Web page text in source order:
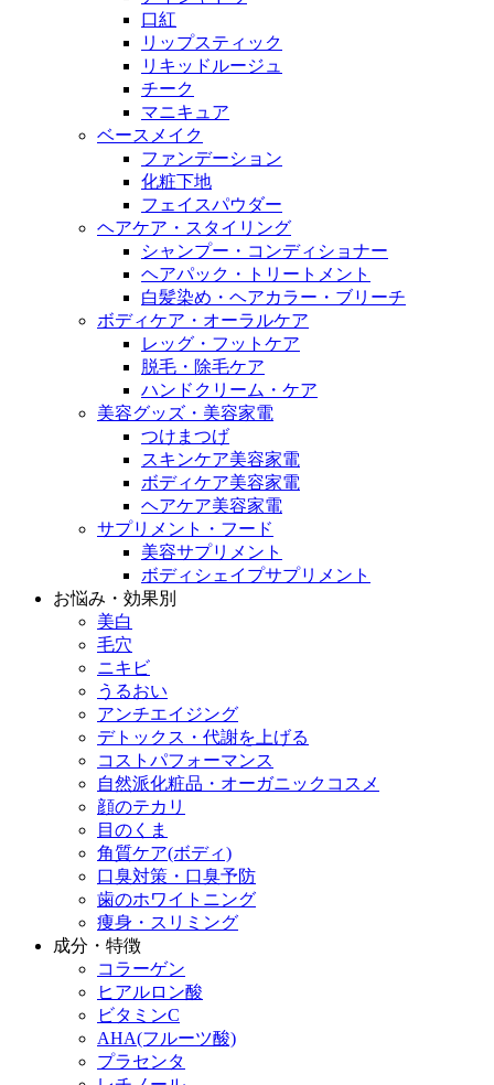
口紅
リップスティック
リキッドルージュ
チーク
マニキュア
ベースメイク
ファンデーション
化粧下地
フェイスパウダー
ヘアケア・スタイリング
シャンプー・コンディショナー
ヘアパック・トリートメント
白髪染め・ヘアカラー・ブリーチ
ボディケア・オーラルケア
レッグ・フットケア
脱毛・除毛ケア
ハンドクリーム・ケア
美容グッズ・美容家電
つけまつげ
スキンケア美容家電
ボディケア美容家電
ヘアケア美容家電
サプリメント・フード
美容サプリメント
ボディシェイプサプリメント
お悩み・効果別
美白
毛穴
ニキビ
うるおい
アンチエイジング
デトックス・代謝を上げる
コストパフォーマンス
自然派化粧品・オーガニックコスメ
顔のテカリ
目のくま
角質ケア(ボディ)
口臭対策・口臭予防
歯のホワイトニング
痩身・スリミング
成分・特徴
コラーゲン
ヒアルロン酸
ビタミンC
AHA(フルーツ酸)
プラセンタ